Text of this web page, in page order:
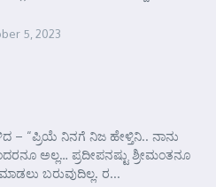
5, 2023
– “ಪ್ರಿಯೆ ನಿನಗೆ ನಿಜ ಹೇಳ್ತಿನಿ.. ನಾನು
ಅಲ್ಲ… ಪ್ರದೀಪನಷ್ಟು ಶ್ರೀಮಂತನೂ
ಬರುವುದಿಲ್ಲ. ರ...